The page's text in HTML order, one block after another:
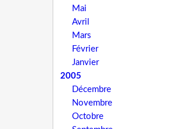
Mai
Avril
Mars
Février
Janvier
2005
Décembre
Novembre
Octobre